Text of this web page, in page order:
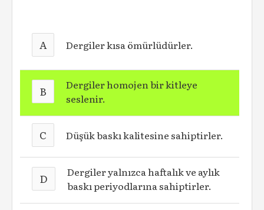
A Dergiler kısa ömürlüdürler.
B
Dergiler homojen bir kitleye
seslenir.
C Düşük baskı kalitesine sahiptirler.
D
Dergiler yalnızca haftalık ve aylık
baskı periyodlarına sahiptirler.